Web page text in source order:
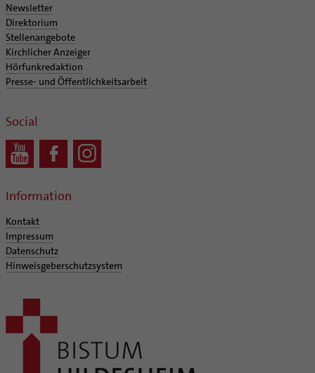
Newsletter
Direktorium
Stellenangebote
Kirchlicher Anzeiger
Hörfunkredaktion
Presse- und Öffentlichkeitsarbeit
Social
Information
Kontakt
Impressum
Datenschutz
Hinweisgeberschutzsystem